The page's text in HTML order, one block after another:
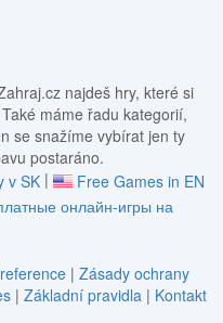
najdeš hry, které si
máme řadu kategorií,
se snažíme vybírat jen ty
postaráno.
v SK |
Free Games in EN
онлайн-игры на
| Zásady ochrany
| Základní pravidla | Kontakt